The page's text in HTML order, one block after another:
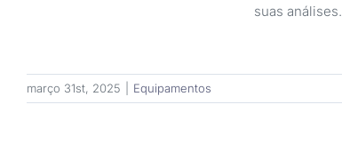
suas análises.
março 31st, 2025 Equipamentos